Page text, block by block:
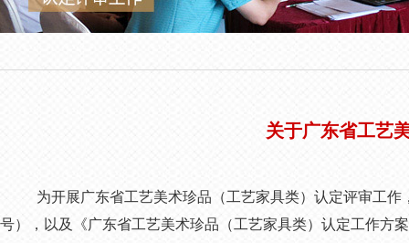
关于广东省工艺
为开展广东省工艺美术珍品（工艺家具类）认定评审工作，
号），以及《广东省工艺美术珍品（工艺家具类）认定工作方